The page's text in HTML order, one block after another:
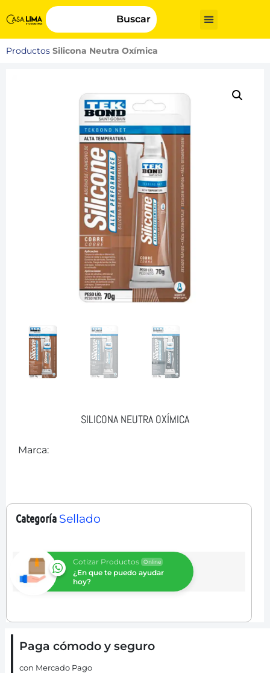
Buscar
Productos Silicona Neutra Oxímica
SILICONA NEUTRA OXÍMICA
Marca:
Categoría Sellado
Cotizar Productos Online
¿En que te puedo ayudar
hoy?
Paga cómodo y seguro
con Mercado Pago